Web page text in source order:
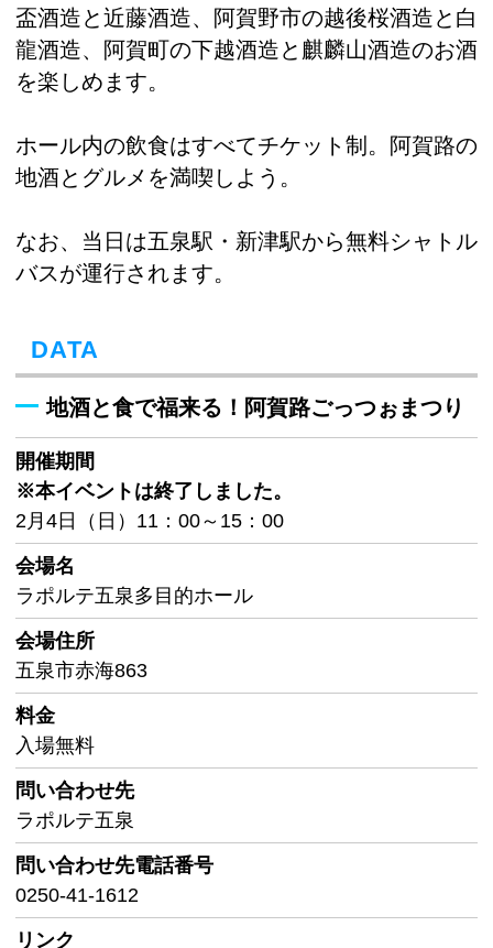
盃酒造と近藤酒造、阿賀野市の越後桜酒造と白
龍酒造、阿賀町の下越酒造と麒麟山酒造のお酒
を楽しめます。
ホール内の飲食はすべてチケット制。阿賀路の
地酒とグルメを満喫しよう。
なお、当日は五泉駅・新津駅から無料シャトル
バスが運行されます。
DATA
地酒と食で福来る！阿賀路ごっつぉまつり
開催期間
※本イベントは終了しました。
2月4日（日）11：00～15：00
会場名
ラポルテ五泉多目的ホール
会場住所
五泉市赤海863
料金
入場無料
問い合わせ先
ラポルテ五泉
問い合わせ先電話番号
0250-41-1612
リンク